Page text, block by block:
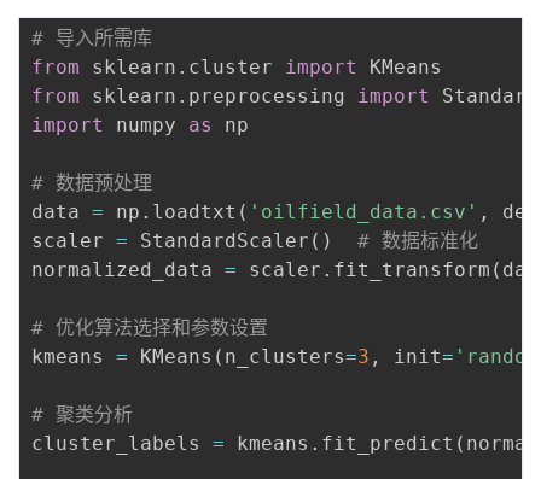
课
程
的
认
我
的
验
我
收
藏
术
支
云
声
议
# 导入所需库
from sklearn . cluster import
from sklearn . preprocessing import
import
numpy as np
# 数据预处理
data = np . loadtxt ( 'oilfield_data.csv' ,
scaler = StandardScaler ( )
# 数据标准化
normalized_data = scaler . fit_transform (
# 优化算法选择和参数设置
kmeans = KMeans ( n_clusters=3 , init=
# 聚类分析
cluster_labels = kmeans . fit_predict (